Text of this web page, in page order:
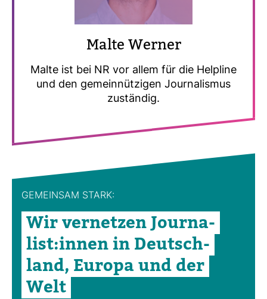
Malte Werner
Malte ist bei NR vor allem für die Hel­pline
und den gemein­nüt­zigen Jour­na­lismus
zuständig.
GEMEINSAM STARK:
Wir ver­netzen Jour­na­
list:innen in Deutsch­
land, Europa und der
Welt